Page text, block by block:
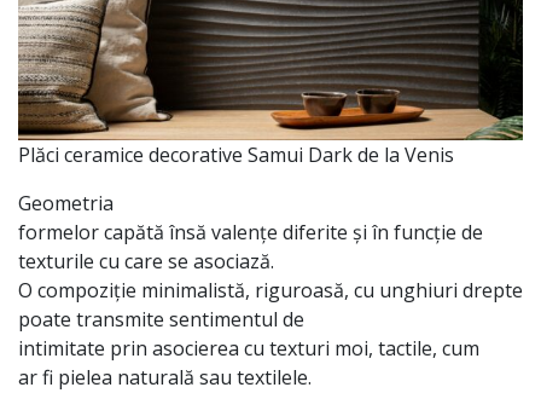
Plăci ceramice decorative Samui Dark de la Venis
Geometria
formelorcapătă însă valențe diferite și în funcție de
texturile cu care se asociază.
O compoziție minimalistă, riguroasă, cu unghiuri drepte
poate transmite sentimentul de
intimitate prin asocierea cu texturi moi, tactile, cum
arfi pielea naturală sau textilele.